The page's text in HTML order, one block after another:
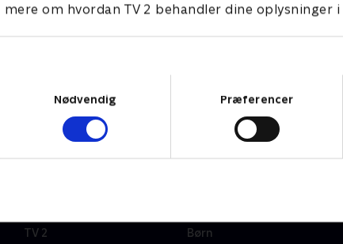
mere om hvordan TV 2 behandler dine oplysninger i
Nødvendig
Præferencer
TV 2
Børn